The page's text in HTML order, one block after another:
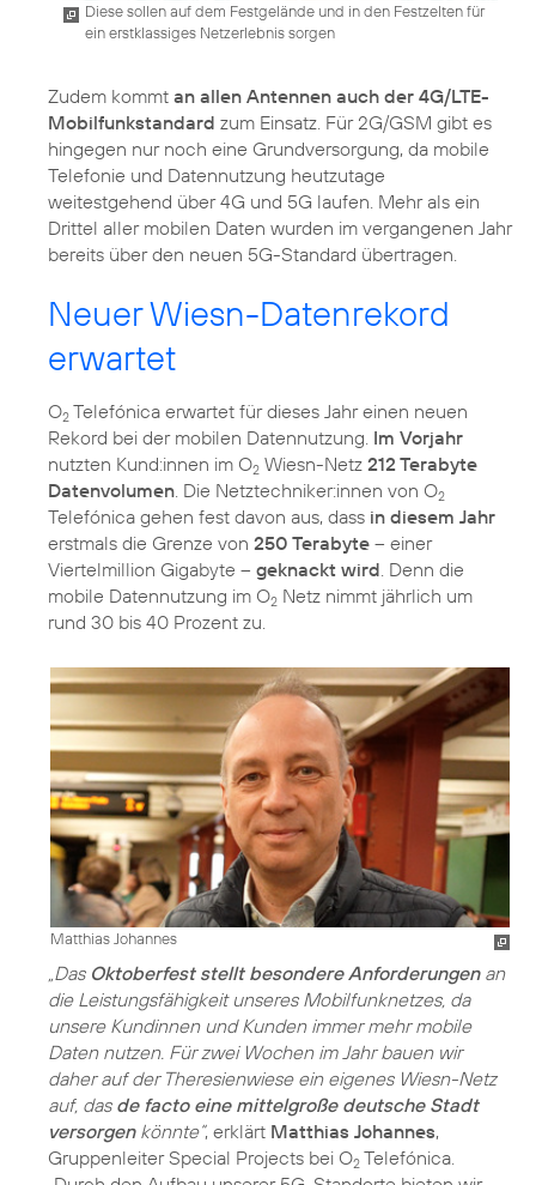
Diese sollen auf dem Festgelände und in den Festzelten für
ein erstklassiges Netzerlebnis sorgen
Zudem kommt an allen Antennen auch der 4G/LTE-
Mobilfunkstandard zum Einsatz. Für 2G/GSM gibt es
hingegen nur noch eine Grundversorgung, da mobile
Telefonie und Datennutzung heutzutage
weitestgehend über 4G und 5G laufen. Mehr als ein
Drittel aller mobilen Daten wurden im vergangenen Jahr
bereits über den neuen 5G-Standard übertragen.
Neuer Wiesn-Datenrekord
erwartet
O2 Telefónica erwartet für dieses Jahr einen neuen
Rekord bei der mobilen Datennutzung. Im Vorjahr
nutzten Kund:innen im O2 Wiesn-Netz 212 Terabyte
Datenvolumen. Die Netztechniker:innen von O2
Telefónica gehen fest davon aus, dass in diesem Jahr
erstmals die Grenze von 250 Terabyte – einer
Viertelmillion Gigabyte – geknackt wird. Denn die
mobile Datennutzung im O2 Netz nimmt jährlich um
rund 30 bis 40 Prozent zu.
Matthias Johannes
„Das Oktoberfest stellt besondere Anforderungenan
die Leistungsfähigkeit unseres Mobilfunknetzes, da
unsere Kundinnen und Kunden immer mehr mobile
Daten nutzen. Für zwei Wochen im Jahr bauen wir
daher auf der Theresienwiese ein eigenes Wiesn-Netz
auf, das de facto eine mittelgroße deutsche Stadt
versorgenkönnte“, erklärt Matthias Johannes,
Gruppenleiter Special Projects bei O2 Telefónica.